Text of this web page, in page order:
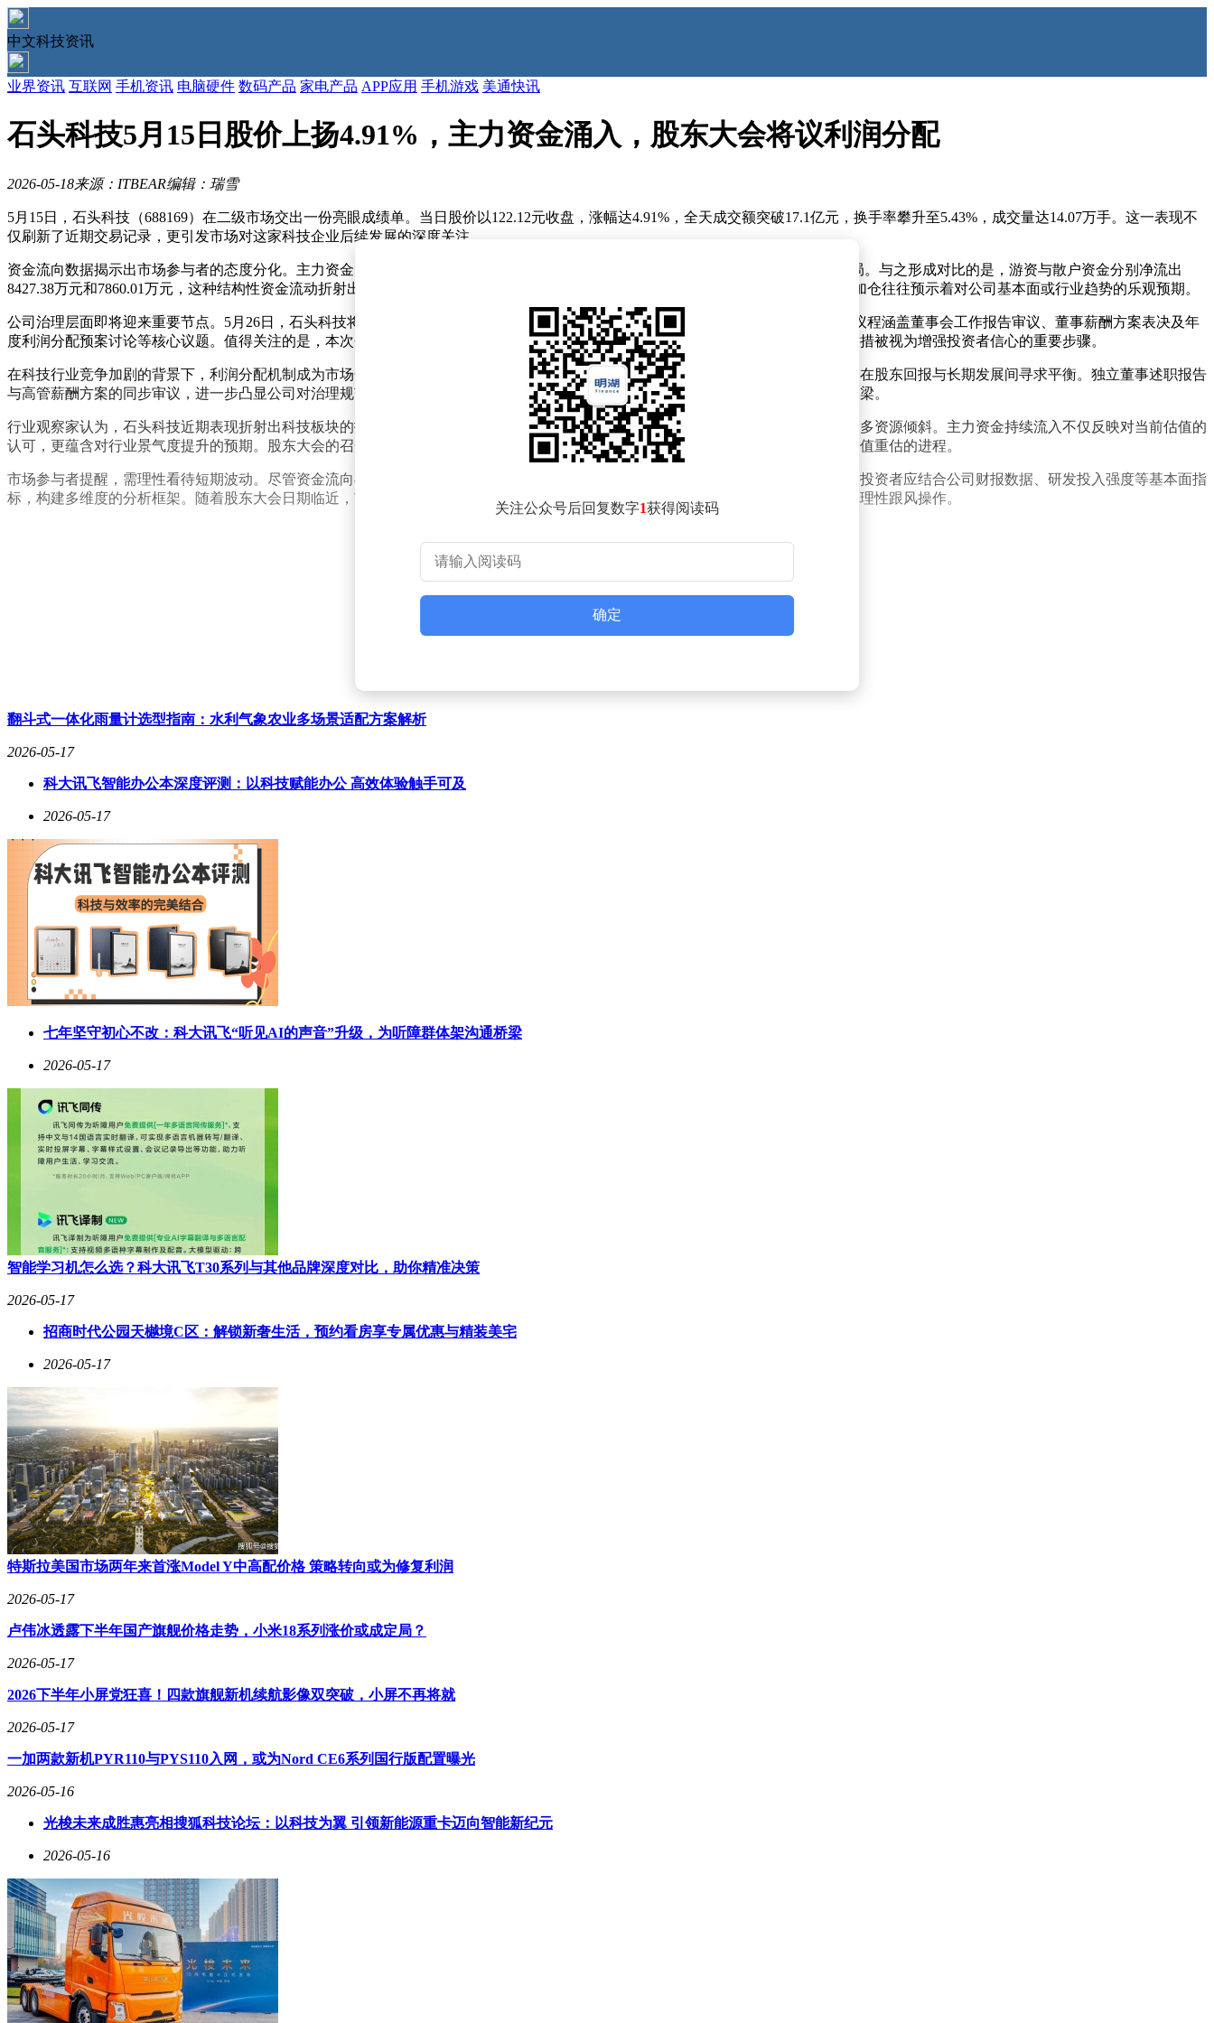
中文科技资讯
业界资讯 互联网 手机资讯 电脑硬件 数码产品 家电产品 APP应用 手机游戏 美通快讯
石头科技5月15日股价上扬4.91%，主力资金涌入，股东大会将议利润分配
2026-05-18来源：ITBEAR编辑：瑞雪
5月15日，石头科技（688169）在二级市场交出一份亮眼成绩单。当日股价以122.12元收盘，涨幅达4.91%，全天成交额突破17.1亿元，换手率攀升至5.43%，成交量达14.07万手。这一表现不
仅刷新了近期交易记录，更引发市场对这家科技企业后续发展的深度关注。
资金流向数据揭示出市场参与者的态度分化。主力资金当日净流入1.63亿元，占成交额比重达9.52%，显示机构投资者对标的的积极布局。与之形成对比的是，游资与散户资金分别净流出
8427.38万元和7860.01万元，这种结构性资金流动折射出专业机构与中小投资者对后市判断的差异。市场分析人士指出，主力资金持续加仓往往预示着对公司基本面或行业趋势的乐观预期。
公司治理层面即将迎来重要节点。5月26日，石头科技将在北京昌平总部召开2025年度股东大会，会议采用现场与网络投票并行机制。议程涵盖董事会工作报告审议、董事薪酬方案表决及年
度利润分配预案讨论等核心议题。值得关注的是，本次会议还将推进公司章程修订工作，旨在完善治理结构、提升决策透明度，这些举措被视为增强投资者信心的重要步骤。
在科技行业竞争加剧的背景下，利润分配机制成为市场焦点。根据披露信息，管理层将提交包含现金分红与股权激励的综合方案，试图在股东回报与长期发展间寻求平衡。独立董事述职报告
与高管薪酬方案的同步审议，进一步凸显公司对治理规范性的重视。现场会议选址石头科技大厦，为股东与管理层搭建了直接沟通的桥梁。
行业观察家认为，石头科技近期表现折射出科技板块的投资逻辑转变。随着国家创新驱动战略深化，具备核心技术优势的企业正获得更多资源倾斜。主力资金持续流入不仅反映对当前估值的
认可，更蕴含对行业景气度提升的预期。股东大会的召开恰逢其时，利润分配方案等关键议题的讨论结果，或将直接影响市场对公司价值重估的进程。
市场参与者提醒，需理性看待短期波动。尽管资金流向与治理动作释放积极信号，但科技企业仍面临技术迭代、市场竞争等多重挑战。投资者应结合公司财报数据、研发投入强度等基本面指
标，构建多维度的分析框架。随着股东大会日期临近，市场对会议决议的解读可能引发股价波动，这要求参与者保持风险意识，避免非理性跟风操作。
关注公众号后回复数字1获得阅读码
确定
翻斗式一体化雨量计选型指南：水利气象农业多场景适配方案解析
2026-05-17
科大讯飞智能办公本深度评测：以科技赋能办公 高效体验触手可及
2026-05-17
七年坚守初心不改：科大讯飞“听见AI的声音”升级，为听障群体架沟通桥梁
2026-05-17
智能学习机怎么选？科大讯飞T30系列与其他品牌深度对比，助你精准决策
2026-05-17
招商时代公园天樾境C区：解锁新奢生活，预约看房享专属优惠与精装美宅
2026-05-17
特斯拉美国市场两年来首涨Model Y中高配价格 策略转向或为修复利润
2026-05-17
卢伟冰透露下半年国产旗舰价格走势，小米18系列涨价或成定局？
2026-05-17
2026下半年小屏党狂喜！四款旗舰新机续航影像双突破，小屏不再将就
2026-05-17
一加两款新机PYR110与PYS110入网，或为Nord CE6系列国行版配置曝光
2026-05-16
光梭未来成胜惠亮相搜狐科技论坛：以科技为翼 引领新能源重卡迈向智能新纪元
2026-05-16